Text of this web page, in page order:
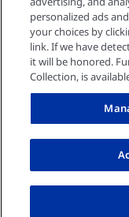
© Fresenius
Cookie-
personalized ads
your choices by
link. If we have
it will be honored.
Collection, is